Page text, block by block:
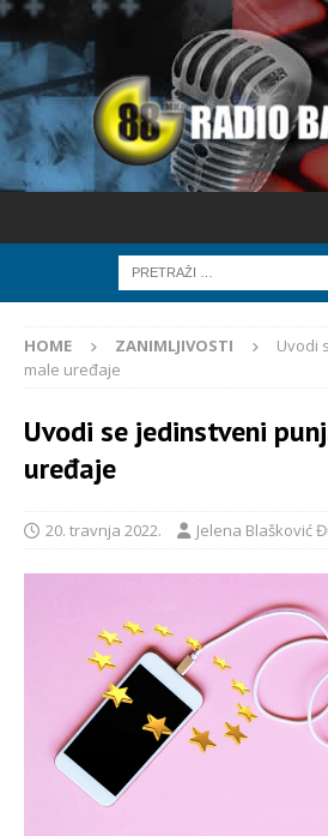
HOME ZANIMLJIVOSTI
Uvodi
male uređaje
Uvodi se jedinstveni
uređaje
20. travnja 2022. Jelena Blašković